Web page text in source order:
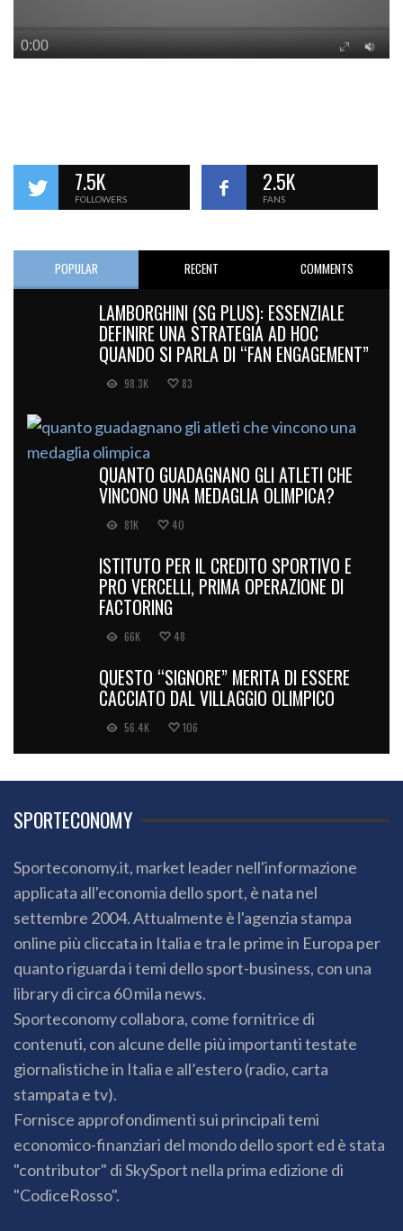
7.5K
FOLLOWERS
2.5K
FANS
POPULAR RECENT COMMENTS
LAMBORGHINI (SG PLUS): ESSENZIALE
DEFINIRE UNA STRATEGIA AD HOC
QUANDO SI PARLA DI “FAN ENGAGEMENT”
98.3K 83
QUANTO GUADAGNANO GLI ATLETI CHE
VINCONO UNA MEDAGLIA OLIMPICA?
81K 40
ISTITUTO PER IL CREDITO SPORTIVO E
PRO VERCELLI, PRIMA OPERAZIONE DI
FACTORING
66K 48
QUESTO “SIGNORE” MERITA DI ESSERE
CACCIATO DAL VILLAGGIO OLIMPICO
56.4K 106
SPORTECONOMY
Sporteconomy.it, market leader nell'informazione
applicata all'economia dello sport, è nata nel
settembre 2004. Attualmente è l'agenzia stampa
online più cliccata in Italia e tra le prime in Europa per
quanto riguarda i temi dello sport-business, con una
library di circa 60 mila news.
Sporteconomy collabora, come fornitrice di
contenuti, con alcune delle più importanti testate
giornalistiche in Italia e all’estero (radio, carta
stampata e tv).
Fornisce approfondimenti sui principali temi
economico-finanziari del mondo dello sport ed è stata
"contributor" di SkySport nella prima edizione di
"CodiceRosso".